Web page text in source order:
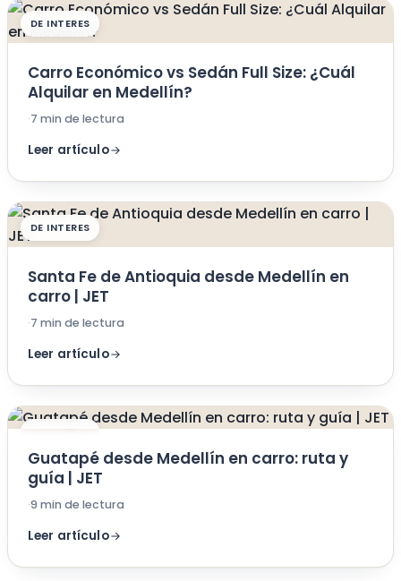
DE INTERES
Carro Económico vs Sedán Full Size: ¿Cuál
Alquilar en Medellín?
·7 min de lectura
Leer artículo
DE INTERES
Santa Fe de Antioquia desde Medellín en
carro | JET
·7 min de lectura
Leer artículo
Guatapé desde Medellín en carro: ruta y
guía | JET
·9 min de lectura
Leer artículo